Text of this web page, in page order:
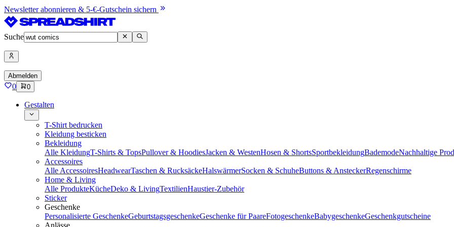
Newsletter abonnieren & 5-€-Gutschein sichern
Suche
Abmelden
0 0
Gestalten
T-Shirt bedrucken
Kleidung besticken
Bekleidung
Alle KleidungT-Shirts & TopsPullover & HoodiesJacken & WestenHosen & ShortsSportbekleidungBademodeNachhaltige
Accessoires
Alle AccessoiresHeadwearTaschen & RucksäckeHalswärmerSocken & SchuheButtons & AnsteckerRegenschirme
Home & Living
Alle ProdukteKücheDeko & LivingTextilienHaustier-Zubehör
Sticker
Geschenke
Personalisierte GeschenkeGeburtstagsgeschenkeGeschenke für PaareFotogeschenkeBabygeschenkeGeschenkgutscheine